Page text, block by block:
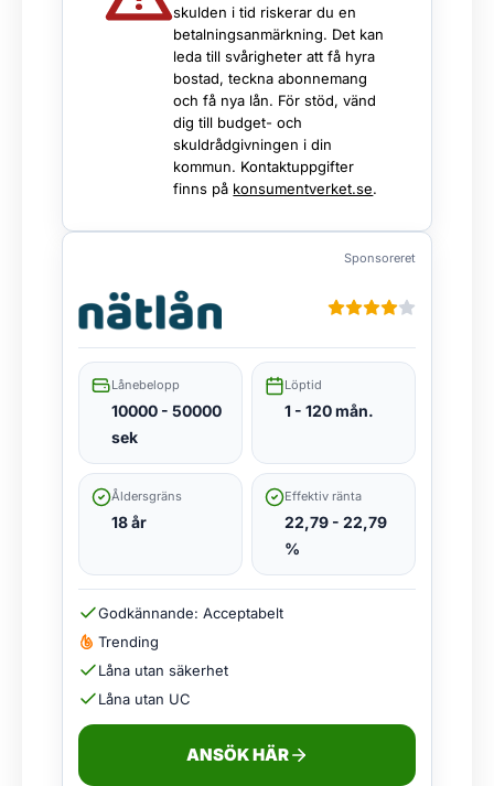
skulden i tid riskerar du en
betalningsanmärkning. Det kan
leda till svårigheter att få hyra
bostad, teckna abonnemang
och få nya lån. För stöd, vänd
dig till budget- och
skuldrådgivningen i din
kommun. Kontaktuppgifter
finns på konsumentverket.se.
Sponsoreret
Lånebelopp
10000 - 50000
sek
Löptid
1 - 120 mån.
Åldersgräns
18 år
Effektiv ränta
22,79 - 22,79
%
Godkännande: Acceptabelt
Trending
Låna utan säkerhet
Låna utan UC
ANSÖK HÄR